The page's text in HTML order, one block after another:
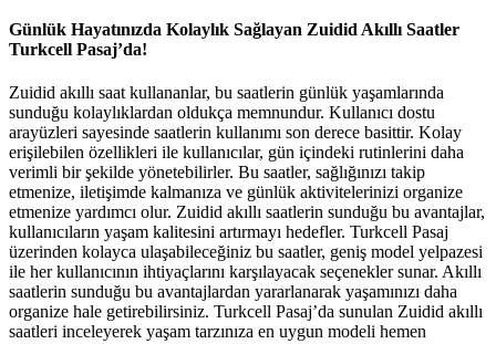
Günlük Hayatınızda Kolaylık Sağlayan Zuidid Akıllı Saatler
Turkcell Pasaj’da!
Zuidid akıllı saat kullananlar, bu saatlerin günlük yaşamlarında
sunduğu kolaylıklardan oldukça memnundur. Kullanıcı dostu
arayüzleri sayesinde saatlerin kullanımı son derece basittir. Kolay
erişilebilen özellikleri ile kullanıcılar, gün içindeki rutinlerini daha
verimli bir şekilde yönetebilirler. Bu saatler, sağlığınızı takip
etmenize, iletişimde kalmanıza ve günlük aktivitelerinizi organize
etmenize yardımcı olur. Zuidid akıllı saatlerin sunduğu bu avantajlar,
kullanıcıların yaşam kalitesini artırmayı hedefler. Turkcell Pasaj
üzerinden kolayca ulaşabileceğiniz bu saatler, geniş model yelpazesi
ile her kullanıcının ihtiyaçlarını karşılayacak seçenekler sunar. Akıllı
saatlerin sunduğu bu avantajlardan yararlanarak yaşamınızı daha
organize hale getirebilirsiniz. Turkcell Pasaj’da sunulan Zuidid akıllı
saatleri inceleyerek yaşam tarzınıza en uygun modeli hemen